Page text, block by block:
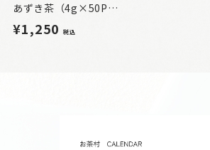
あずき茶（4g×50P）
¥1,250税込